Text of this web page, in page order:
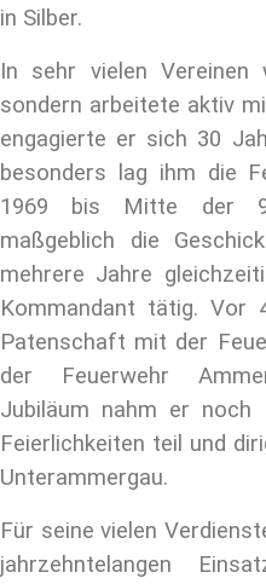
in Silber.
In sehr vielen
sondern arbeitete aktiv
engagierte er sich 30
besonders lag ihm die
1969 bis Mitte der
maßgeblich die
mehrere Jahre
Kommandant tätig. Vor
Patenschaft mit der
der Feuerwehr
Jubiläum nahm er noch
Feierlichkeiten teil und
Unterammergau.
Für seine vielen
jahrzehntelangen